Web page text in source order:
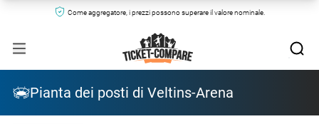
Come aggregatore, i prezzi possono superare il valore nominale.
Pianta dei posti di Veltins-Arena